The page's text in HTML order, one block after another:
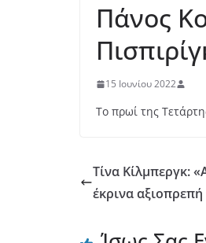
Πάνος
15 Ιουνίου 2022
Το πρωί της
Τίνα Κίλμπεργκ:
έκρινα